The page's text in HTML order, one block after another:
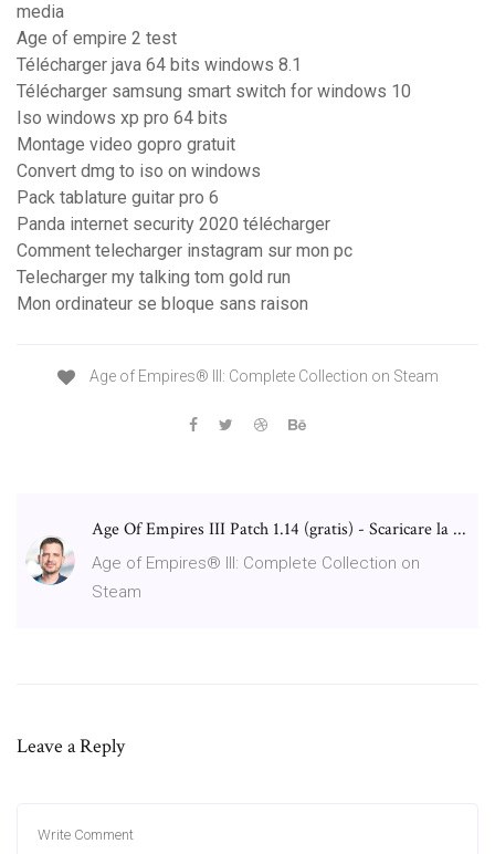
media
Age of empire 2 test
Télécharger java 64 bits windows 8.1
Télécharger samsung smart switch for windows 10
Iso windows xp pro 64 bits
Montage video gopro gratuit
Convert dmg to iso on windows
Pack tablature guitar pro 6
Panda internet security 2020 télécharger
Comment telecharger instagram sur mon pc
Telecharger my talking tom gold run
Mon ordinateur se bloque sans raison
Age of Empires® III: Complete Collection on Steam
Age Of Empires III Patch 1.14 (gratis) - Scaricare la ...
Age of Empires® III: Complete Collection on
Steam
Leave a Reply